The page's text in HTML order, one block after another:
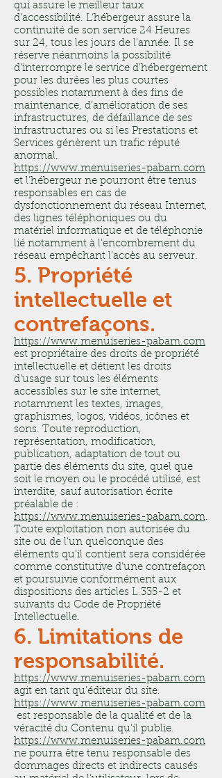
qui assure le meilleur taux
d’accessibilité. L’hébergeur assure la
continuité de son service 24 Heures
sur 24, tous les jours de l’année. Il se
réserve néanmoins la possibilité
d’interrompre le service d’hébergement
pour les durées les plus courtes
possibles notamment à des fins de
maintenance, d’amélioration de ses
infrastructures, de défaillance de ses
infrastructures ou si les Prestations et
Services génèrent un trafic réputé
anormal.
https://www.menuiseries-pabam.com
et l’hébergeur ne pourront être tenus
responsables en cas de
dysfonctionnement du réseau Internet,
des lignes téléphoniques ou du
matériel informatique et de téléphonie
lié notamment à l’encombrement du
réseau empêchant l’accès au serveur.
5. Propriété
intellectuelle et
contrefaçons.
https://www.menuiseries-pabam.com
est propriétaire des droits de propriété
intellectuelle et détient les droits
d’usage sur tous les éléments
accessibles sur le site internet,
notamment les textes, images,
graphismes, logos, vidéos, icônes et
sons. Toute reproduction,
représentation, modification,
publication, adaptation de tout ou
partie des éléments du site, quel que
soit le moyen ou le procédé utilisé, est
interdite, sauf autorisation écrite
préalable de :
https://www.menuiseries-pabam.com.
Toute exploitation non autorisée du
site ou de l’un quelconque des
éléments qu’il contient sera considérée
comme constitutive d’une contrefaçon
et poursuivie conformément aux
dispositions des articles L.335-2 et
suivants du Code de Propriété
Intellectuelle.
6. Limitations de
responsabilité.
https://www.menuiseries-pabam.com
agit en tant qu’éditeur du site.
https://www.menuiseries-pabam.com
est responsable de la qualité et de la
véracité du Contenu qu’il publie.
https://www.menuiseries-pabam.com
ne pourra être tenu responsable des
dommages directs et indirects causés